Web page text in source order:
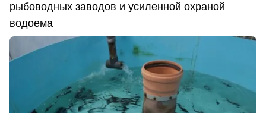
рыбоводных заводов и усиленной охраной
водоема